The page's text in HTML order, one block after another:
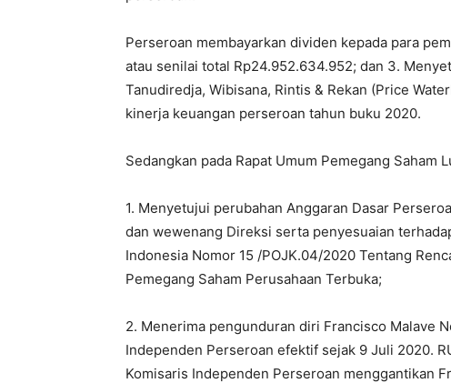
Perseroan membayarkan dividen kepada para
atau senilai total Rp24.952.634.952; dan 3.
Tanudiredja, Wibisana, Rintis & Rekan (Price
kinerja keuangan perseroan tahun buku 2020.
Sedangkan pada Rapat Umum Pemegang Saham
1. Menyetujui perubahan Anggaran Dasar
dan wewenang Direksi serta penyesuaian
Indonesia Nomor 15 /POJK.04/2020 Tentang
Pemegang Saham Perusahaan Terbuka;
2. Menerima pengunduran diri Francisco Malave
Independen Perseroan efektif sejak 9 Juli 2020.
Komisaris Independen Perseroan menggantikan